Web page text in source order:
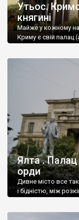
Утьос.
княгині
Майже у кожному
Криму є свій палац
Ялта .
орди
Дивне місто все
і бідністю, між